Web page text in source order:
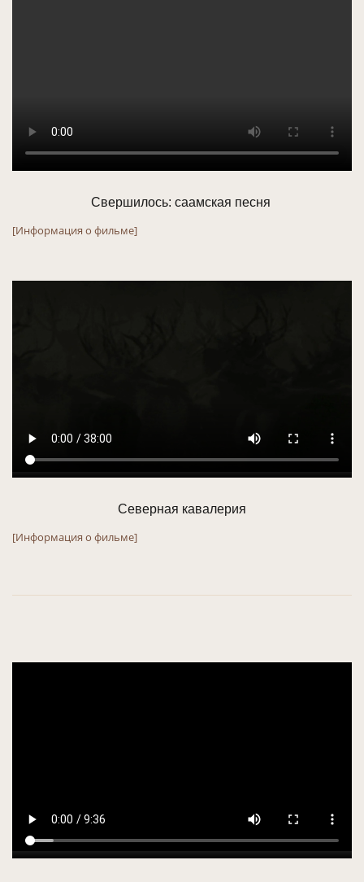
Свершилось: саамская песня
[Информация о фильме]
Северная кавалерия
[Информация о фильме]